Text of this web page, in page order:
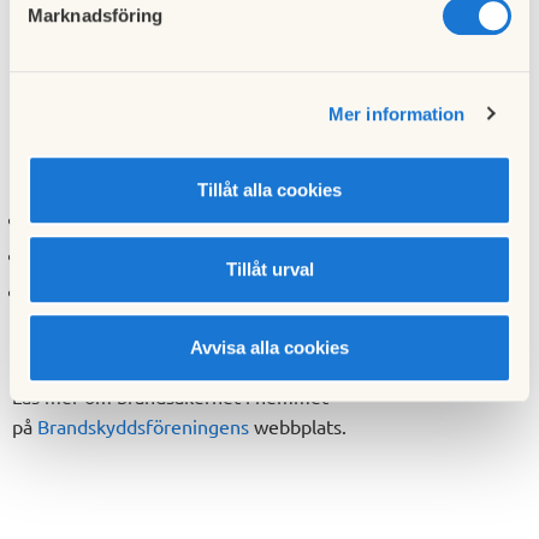
Marknadsföring
Mer information
Tillåt alla cookies
Tillåt urval
Avvisa alla cookies
lägenheten tills räddningstjänsten kommer.
Vad behöver du ha hemma?
Brandvarnare
Brandfilt för att släcka mindre bränder
Läs mer om brandsäkerhet i hemmet
på Brandskyddsföreningens webbplats.